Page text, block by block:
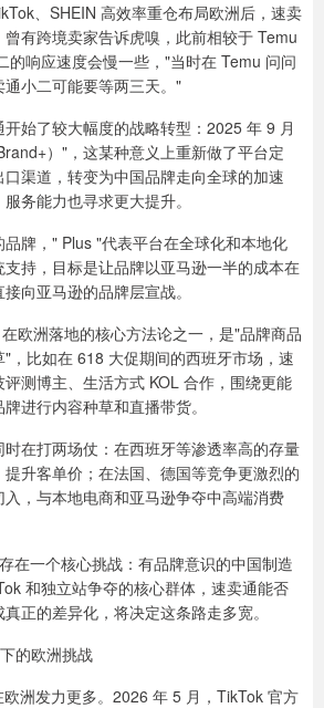
、SHEIN 高效率重仓布局欧洲后，速卖
有跨境卖家告诉虎嗅，此前相较于 Temu
的响应速度会慢一些，"当时在 Temu 问问
小二可能要等两三天。"
始了较大幅度的战略转型：2025 年 9 月
）"，这某种意义上重新做了平台定
渠道，转变为中国品牌走向全球的加速
务能力也寻求更大提升。
牌，" Plus "代表平台在全球化和本地化
持，目标是让品牌以亚马逊一半的成本在
向亚马逊的品牌层宣战。
欧洲落地的核心方法论之一，是"品牌商品
，比如在 618 大促期间的西班牙市场，速
测博主、生活方式 KOL 合作，围绕更能
进行内容种草和直播带货。
在打两场仗：在西班牙等渗透率高的存量
升客单价；在法国、德国等竞争更激烈的
，与本地电商和亚马逊争夺中高端消费
在一个核心挑战：有品牌意识的中国制造
和独立站争夺的核心群体，速卖通能否
正的差异化，将决定这条路走多宽。
的欧洲挑战
洲发力更多。2026 年 5 月，TikTok 官方